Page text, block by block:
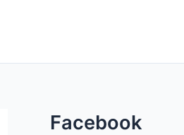
Facebook